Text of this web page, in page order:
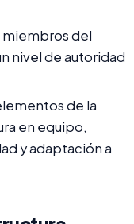
miembros del
nivel de autoridad
de la
en equipo,
y adaptación a